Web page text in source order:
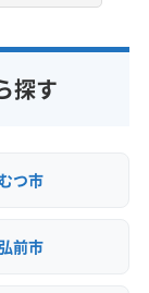
探す
むつ市
前市